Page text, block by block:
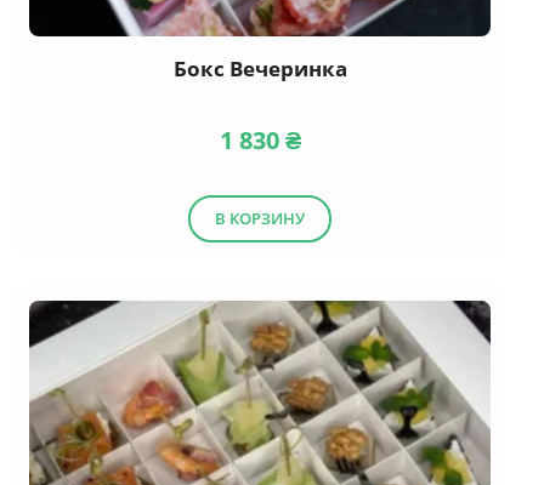
Бокс Вечеринка
1 830₴
В КОРЗИНУ